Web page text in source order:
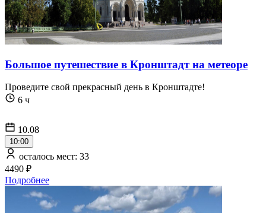
Большое путешествие в Кронштадт на метеоре
Проведите свой прекрасный день в Кронштадте!
6 ч
10.08
10:00
осталось мест: 33
4490 ₽
Подробнее